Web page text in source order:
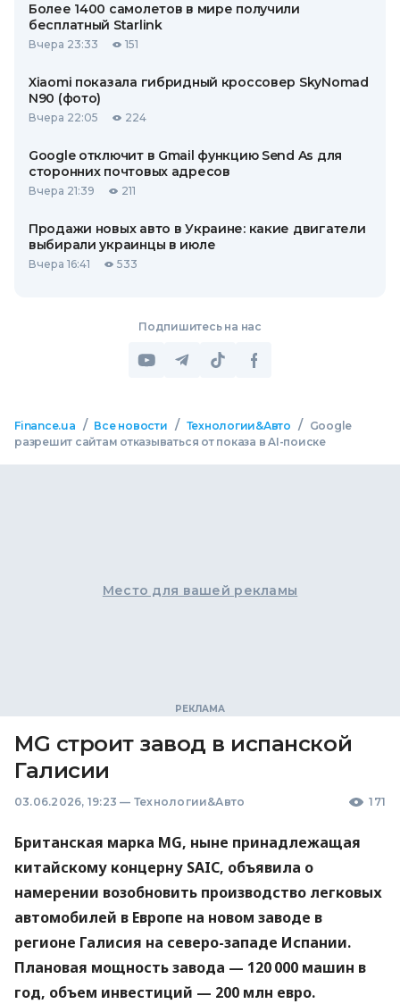
Более 1400 самолетов в мире получили
бесплатный Starlink
Вчера 23:33 151
Xiaomi показала гибридный кроссовер SkyNomad
N90 (фото)
Вчера 22:05 224
Google отключит в Gmail функцию Send As для
сторонних почтовых адресов
Вчера 21:39 211
Продажи новых авто в Украине: какие двигатели
выбирали украинцы в июле
Вчера 16:41 533
Подпишитесь на нас
Finance.ua / Все новости / Технологии&Авто /
Google
разрешит сайтам отказываться от показа в AI-поиске
Место для вашей рекламы
MG строит завод в испанской
Галисии
03.06.2026, 19:23 — Технологии&Авто 171
Британская марка MG, ныне принадлежащая
китайскому концерну SAIC, объявила о
намерении возобновить производство легковых
автомобилей в Европе на новом заводе в
регионе Галисия на северо-западе Испании.
Плановая мощность завода — 120 000 машин в
год, объем инвестиций — 200 млн евро.